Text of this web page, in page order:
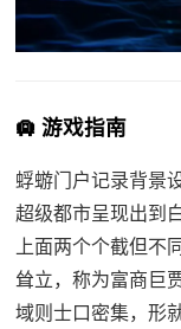
🛄 游戏指南
蜉蝣门户记录背景
超级都市呈现出到
上面两个个截但不
耸立，称为富商巨
域则士口密集，形